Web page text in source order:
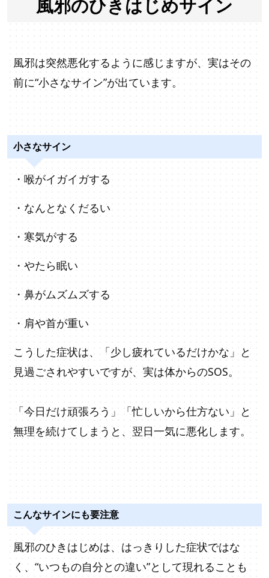
風邪のひきはじめサイン
風邪は突然悪化するように感じますが、実はその
前に“小さなサイン”が出ています。
小さなサイン
・喉がイガイガする
・なんとなくだるい
・寒気がする
・やたら眠い
・鼻がムズムズする
・肩や首が重い
こうした症状は、「少し疲れているだけかな」と
見過ごされやすいですが、実は体からのSOS。
「今日だけ頑張ろう」「忙しいから仕方ない」と
無理を続けてしまうと、翌日一気に悪化します。
こんなサインにも要注意
風邪のひきはじめは、はっきりした症状ではな
く、“いつもの自分との違い”として現れることも